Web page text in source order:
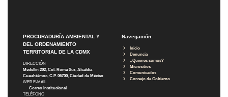
PROCURADURÍA AMBIENTAL Y
DEL ORDENAMIENTO
TERRITORIAL DE LA CDMX
DIRECCIÓN
Medellín 202, Col. Roma Sur, Alcaldía
Cuauhtémoc, C.P. 06700, Ciudad de México
WEB E-MAIL
Correo Institucional
TELÉFONO
Navegación
Inicio
Denuncia
¿Quiénes somos?
Micrositios
Comunicados
Consejo de Gobierno